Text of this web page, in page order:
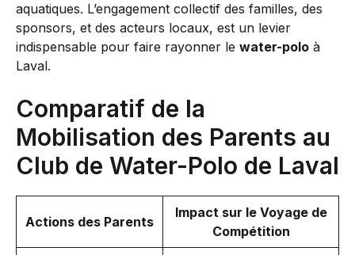
aquatiques. L’engagement collectif des familles, des
sponsors, et des acteurs locaux, est un levier
indispensable pour faire rayonner le water-polo à
Laval.
Comparatif de la
Mobilisation des Parents au
Club de Water-Polo de Laval
Actions des Parents
Impact sur le Voyage de
Compétition